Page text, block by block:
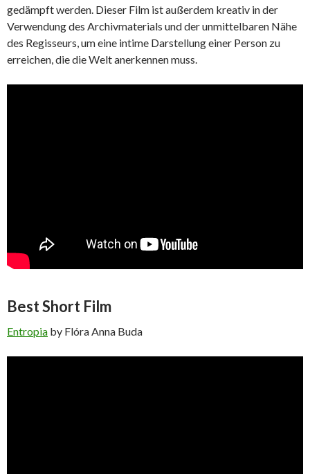
gedämpft werden. Dieser Film ist außerdem kreativ in der
Verwendung des Archivmaterials und der unmittelbaren Nähe
des Regisseurs, um eine intime Darstellung einer Person zu
erreichen, die die Welt anerkennen muss.
Best Short Film
Entropia by Flóra Anna Buda